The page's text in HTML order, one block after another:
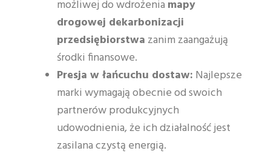
możliwej do wdrożenia mapy
drogowej dekarbonizacji
przedsiębiorstwa zanim zaangażują
środki finansowe.
Presja w łańcuchu dostaw: Najlepsze
marki wymagają obecnie od swoich
partnerów produkcyjnych
udowodnienia, że ich działalność jest
zasilana czystą energią.